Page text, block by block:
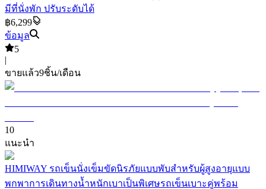
มีที่นั่งพัก ปรับระดับได้
฿6,299
ข้อมูล
5
|
ขายแล้ว9ชิ้น/เดือน
10
แนะนำ
HIMIWAY รถเข็นนั่งเข็มขัดนิรภัยแบบพับสำหรับผู้สูงอายุแบบ
พกพาการเดินทางน้ำหนักเบาเป็นพิเศษรถเข็นเบาะคู่พร้อม